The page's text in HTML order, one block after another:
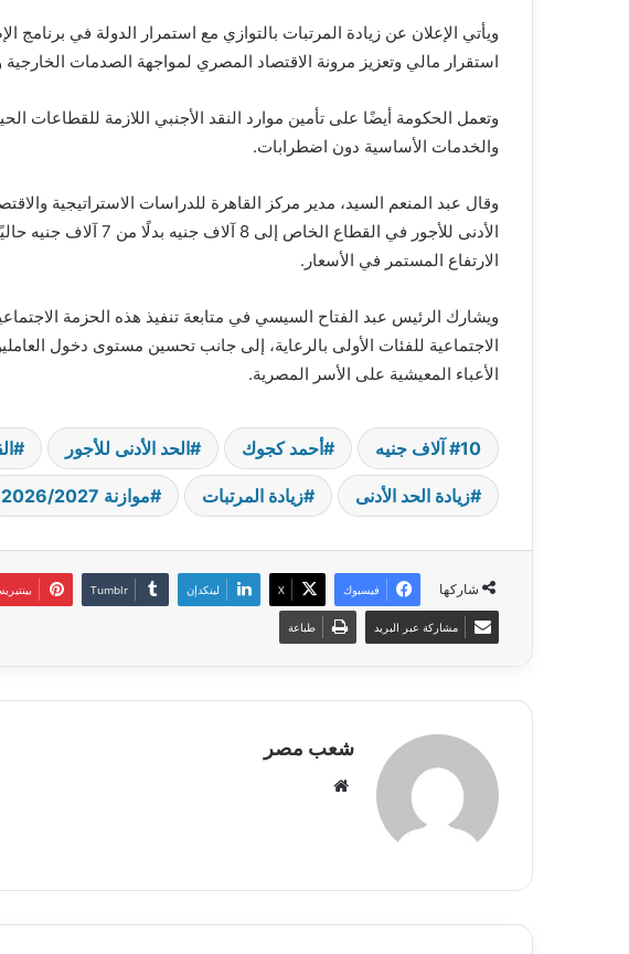
ويأتي الإعلان عن زيادة المرتبات بالتوازي مع استمرار الدولة في برنامج
استقرار مالي وتعزيز مرونة الاقتصاد المصري لمواجهة الصدمات الخارجية
وتعمل الحكومة أيضًا على تأمين موارد النقد الأجنبي اللازمة للقطاعات
والخدمات الأساسية دون اضطرابات.
وقال عبد المنعم السيد، مدير مركز القاهرة للدراسات الاستراتيجية
الأدنى للأجور في القطاع
الارتفاع المستمر في الأسعار.
ويشارك الرئيس عبد الفتاح السيسي في متابعة تنفيذ هذه الحزمة
الاجتماعية للفئات الأولى بالرعاية، إلى جانب تحسين مستوى دخول
الأعباء المعيشية على الأسر المصرية.
10 آلاف جنيه أحمد كجوك الحد الأدنى للأجور
زيادة الحد الأدنى زيادة المرتبات موازنة 2026/2027
شاركها فيسبوك ‫X لينكدإن
مشاركة عبر البريد طباعة
شعب مصر